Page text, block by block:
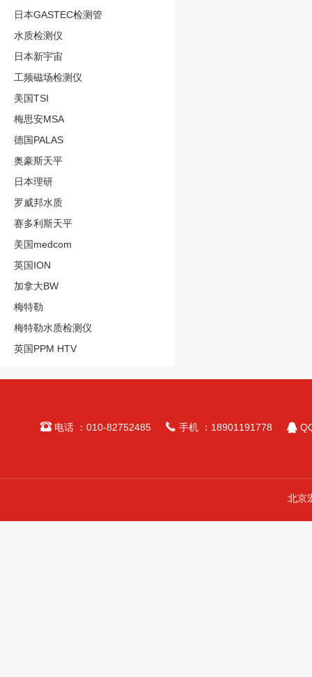
日本GASTEC检测管
水质检测仪
日本新宇宙
工频磁场检测仪
美国TSI
梅思安MSA
德国PALAS
奥豪斯天平
日本理研
罗威邦水质
赛多利斯天平
美国medcom
英国ION
加拿大BW
梅特勒
梅特勒水质检测仪
英国PPM HTV
电话 ：010-82752485  手机 ：18901191778 
北京